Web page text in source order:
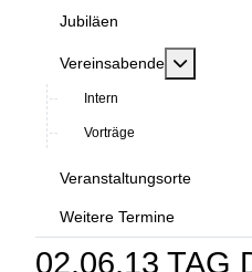
Jubiläen
Vereinsabende
Intern
Vorträge
Veranstaltungsorte
Weitere Termine
02.06.13 TAG